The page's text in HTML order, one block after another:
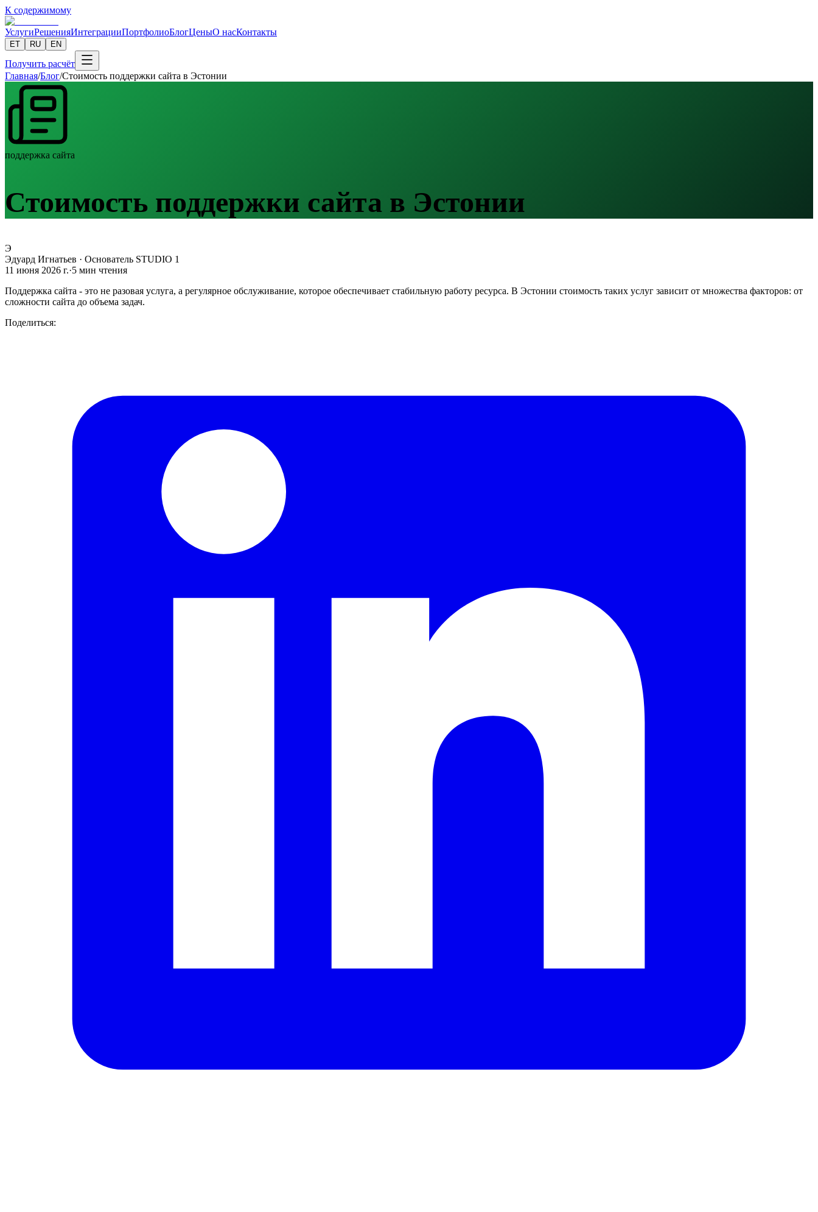
К содержимому
УслугиРешенияИнтеграцииПортфолиоБлогЦеныО насКонтакты
ET RU EN
Получить расчёт
Главная/Блог/Стоимость поддержки сайта в Эстонии
поддержка сайта
Стоимость поддержки сайта в Эстонии
Э
Эдуард Игнатьев · Основатель STUDIO 1
11 июня 2026 г.·5 мин чтения
Поддержка сайта - это не разовая услуга, а регулярное обслуживание, которое обеспечивает стабильную работу ресурса. В Эстонии стоимость таких услуг зависит от множества факторов: от
сложности сайта до объема задач.
Поделиться: